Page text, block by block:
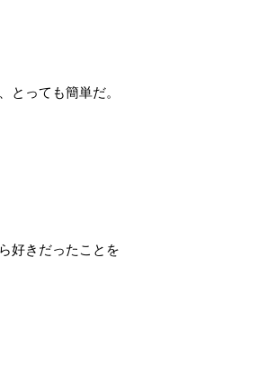
とっても簡単だ。
好きだったことを